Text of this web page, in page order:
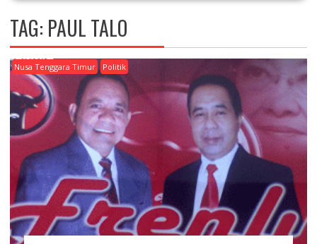
TAG: PAUL TALO
Nusa Tenggara Timur Politik